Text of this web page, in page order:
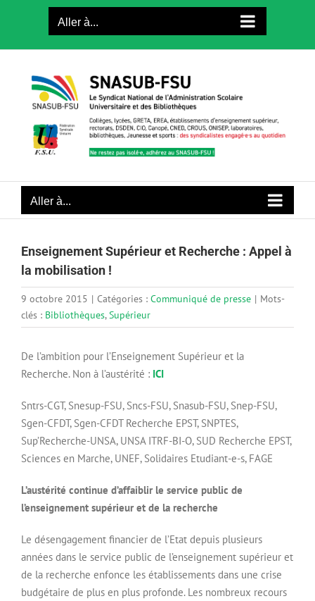
Aller à...
Aller à...
Enseignement Supérieur et Recherche : Appel à
la mobilisation !
9 octobre 2015 | Catégories : Communiqué de presse | Mots-
clés : Bibliothèques, Supérieur
De l’ambition pour l’Enseignement Supérieur et la
Recherche. Non à l’austérité : ICI
Sntrs-CGT, Snesup-FSU, Sncs-FSU, Snasub-FSU, Snep-FSU,
Sgen-CFDT, Sgen-CFDT Recherche EPST, SNPTES,
Sup’Recherche-UNSA, UNSA ITRF-BI-O, SUD Recherche EPST,
Sciences en Marche, UNEF, Solidaires Etudiant-e-s, FAGE
L’austérité continue d’affaiblir le service public de
l’enseignement supérieur et de la recherche
Le désengagement financier de l’Etat depuis plusieurs
années dans le service public de l’enseignement supérieur et
de la recherche enfonce les établissements dans une crise
budgétaire de plus en plus profonde. Les nombreux recours